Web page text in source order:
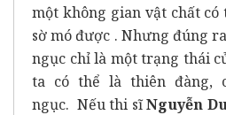
một không gian vật chất
sờ mó được . Nhưng đúng
ngục chỉ là một trạng thái
ta có thể là thiên đàng,
ngục. Nếu thi sĩNguyễn